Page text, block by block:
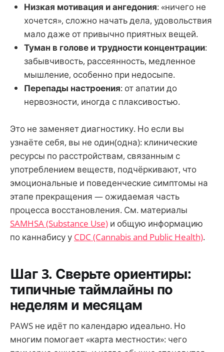
Низкая мотивация и ангедония: «ничего не
хочется», сложно начать дела, удовольствия
мало даже от привычно приятных вещей.
Туман в голове и трудности концентрации:
забывчивость, рассеянность, медленное
мышление, особенно при недосыпе.
Перепады настроения: от апатии до
нервозности, иногда с плаксивостью.
Это не заменяет диагностику. Но если вы
узнаёте себя, вы не один(одна): клинические
ресурсы по расстройствам, связанным с
употреблением веществ, подчёркивают, что
эмоциональные и поведенческие симптомы на
этапе прекращения — ожидаемая часть
процесса восстановления. См. материалы
SAMHSA (Substance Use) и общую информацию
по каннабису у CDC (Cannabis and Public Health).
Шаг 3. Сверьте ориентиры:
типичные таймлайны по
неделям и месяцам
PAWS не идёт по календарю идеально. Но
многим помогает «карта местности»: чего